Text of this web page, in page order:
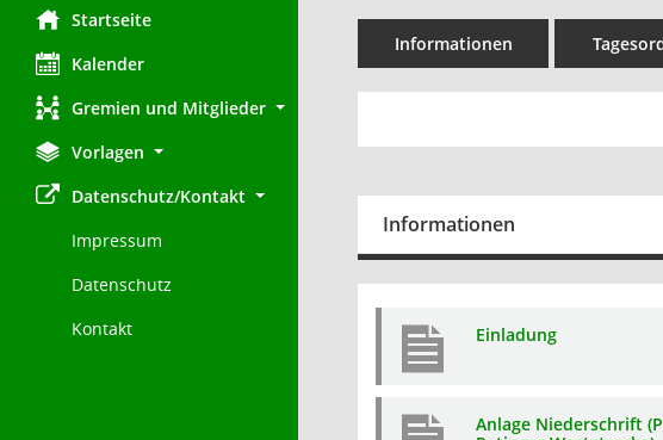
Startseite
Kalender
Gremien und Mitglieder
Vorlagen
Datenschutz/Kontakt
Impressum
Datenschutz
Kontakt
Informationen
Informationen
Einladung
Anlage Niederschrift